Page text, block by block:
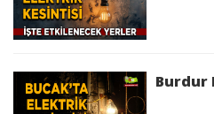
Kesinti Tarihi :2026-04-
AKİF ERSOY Mah. 126.
Çalışması Sebebi ile İş
Burdur